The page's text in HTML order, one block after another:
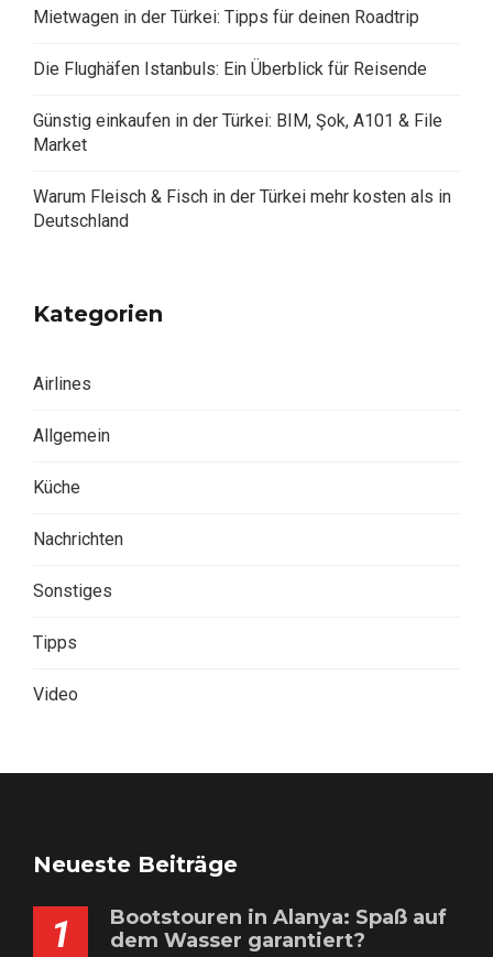
Mietwagen in der Türkei: Tipps für deinen Roadtrip
Die Flughäfen Istanbuls: Ein Überblick für Reisende
Günstig einkaufen in der Türkei: BIM, Şok, A101 & File
Market
Warum Fleisch & Fisch in der Türkei mehr kosten als in
Deutschland
Kategorien
Airlines
Allgemein
Küche
Nachrichten
Sonstiges
Tipps
Video
Neueste Beiträge
1
Bootstouren in Alanya: Spaß auf
dem Wasser garantiert?